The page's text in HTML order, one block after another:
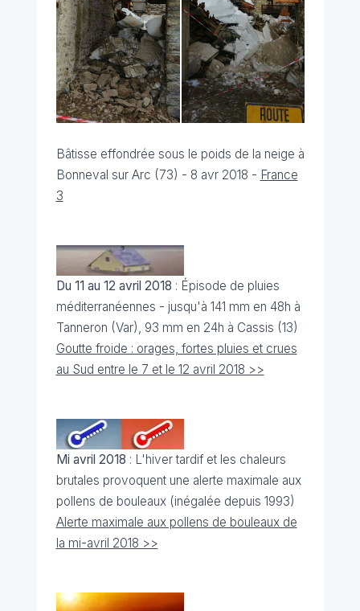
Bâtisse effondrée sous le poids de la neige à
Bonneval sur Arc (73) - 8 avr 2018 - France
3
Du 11 au 12 avril 2018 : Épisode de pluies
méditerranéennes - jusqu'à 141 mm en 48h à
Tanneron (Var), 93 mm en 24h à Cassis (13)
Goutte froide : orages, fortes pluies et crues
au Sud entre le 7 et le 12 avril 2018 >>
Mi avril 2018 : L'hiver tardif et les chaleurs
brutales provoquent une alerte maximale aux
pollens de bouleaux (inégalée depuis 1993)
Alerte maximale aux pollens de bouleaux de
la mi-avril 2018 >>